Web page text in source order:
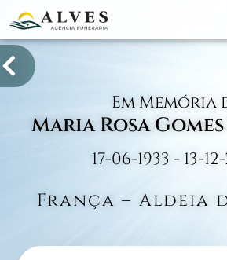
Em Memória
Maria Rosa
17-06-1933 - 13-
França – Aldeia